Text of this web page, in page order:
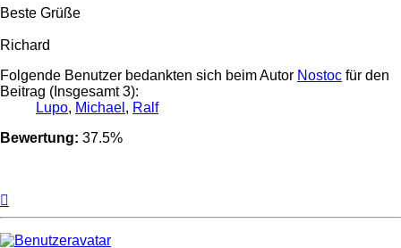
Beste Grüße
Richard
Folgende Benutzer bedankten sich beim Autor Nostoc für den
Beitrag (Insgesamt 3):
Lupo, Michael , Ralf
Bewertung: 37.5%